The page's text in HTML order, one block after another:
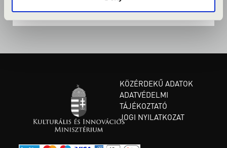
KÖZÉRDEKŰ ADATOK
ADATVÉDELMI
TÁJÉKOZTATÓ
JOGI NYILATKOZAT